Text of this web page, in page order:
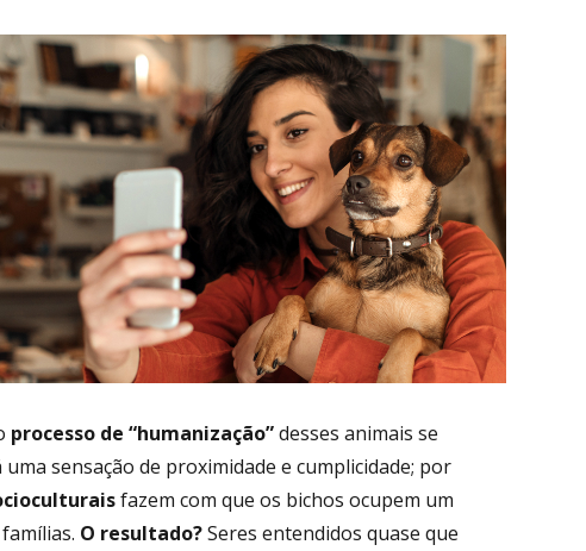
processo de “humanização”desses animais se
sensação de proximidade e cumplicidade; por
fazem com que os bichos ocupem um
O resultado?Seres entendidos quase que